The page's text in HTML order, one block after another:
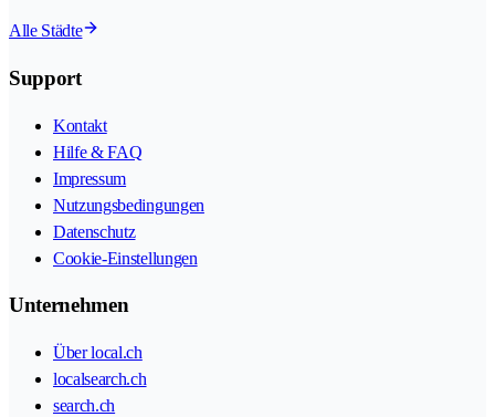
Alle Städte
Support
Kontakt
Hilfe & FAQ
Impressum
Nutzungsbedingungen
Datenschutz
Cookie-Einstellungen
Unternehmen
Über local.ch
localsearch.ch
search.ch